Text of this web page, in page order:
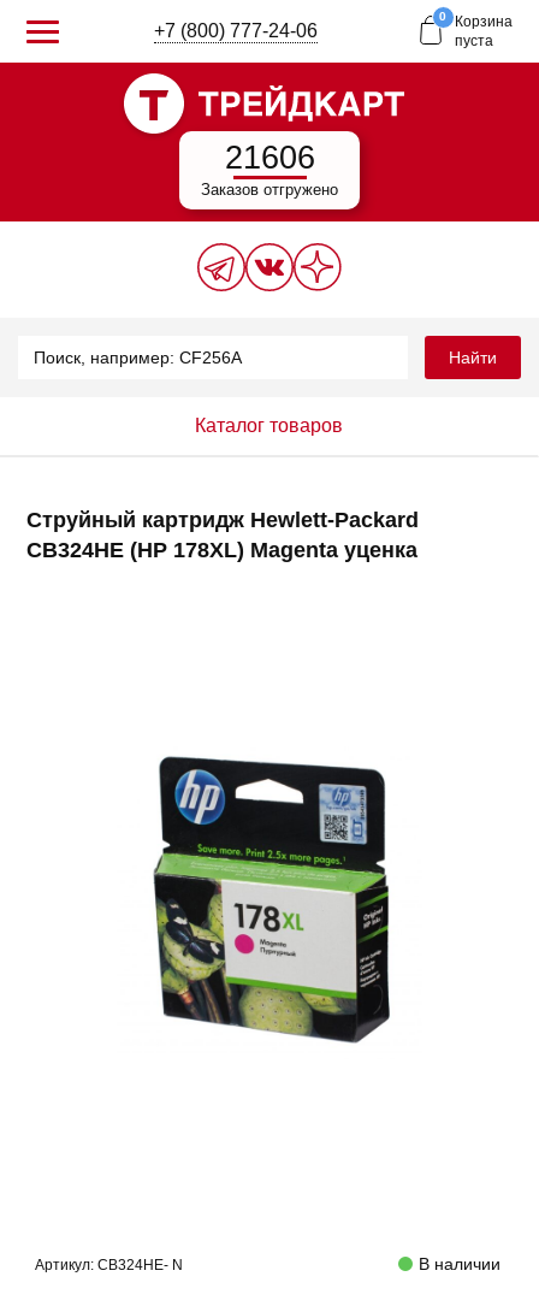
+7 (800) 777-24-06
0
Корзина
пуста
21606
Заказов отгружено
Найти
Каталог товаров
Струйный картридж Hewlett-Packard
CB324HE (HP 178XL) Magenta уценка
Артикул:CB324HE- N В наличии